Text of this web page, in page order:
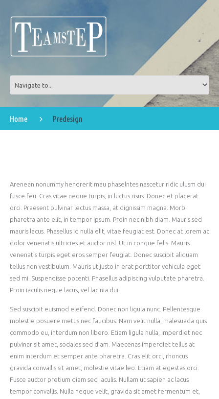
Home Predesign
Arenean nonummy hendrerit mau phaselntes nascetur ridic ulusm dui
fusce feu. Cras vitae neque turpis, in luctus risus. Donec et placerat
orci. Praesent pulvinar lectus massa, at dignissim magna. Morbi
pharetra ante elit, in tempor ipsum. Proin nec nibh diam. Mauris sed
mauris lacus. Phasellus id nulla elit, vitae feugiat est. Donec at lorem ac
dolor venenatis ultricies et auctor nisl. Ut in congue felis. Mauris
venenatis turpis eget eros semper feugiat. Donec suscipit aliquam
tellus non vestibulum. Mauris ut justo in erat porttitor vehicula eget
sed mi. Suspendisse potenti. Phasellus adipiscing vulputate pharetra.
Proin iaculis neque lacus, vel lacinia dui.
Sed suscipit euismod eleifend. Donec non ligula nunc. Pellentesque
molestie posuere metus nec faucibus. Nam velit nulla, malesuada quis
commodo eu, interdum non libero. Etiam ligula nulla, imperdiet nec
pulvinar sit amet, sodales sed diam. Maecenas imperdiet tellus at
enim interdum et semper ante pharetra. Cras elit orci, rhoncus
gravida convallis sit amet, molestie vitae leo. Etiam at egestas orci.
Fusce auctor pretium diam sed iaculis. Nullam ut sapien ac lacus
tempor convallis. Nulla neque velit, gravida sit amet fermentum et,